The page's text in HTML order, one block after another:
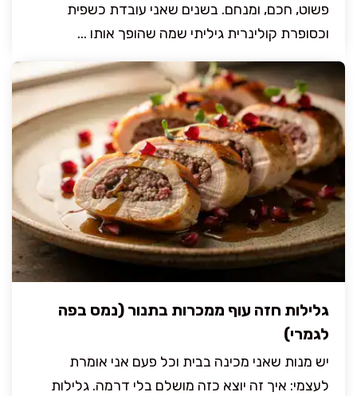
פשוט, חכם, ומנחם. בשנים שאני עובדת כשפית
וכסופרת קולינרית גיליתי שמה שהופך אותו ...
גלילות חזה עוף ממכרות בתנור (נמס בפה
לגמרי)
יש מנות שאני מכינה בבית וכל פעם אני אומרת
לעצמי: איך זה יוצא כזה מושלם בלי דרמה. גלילות